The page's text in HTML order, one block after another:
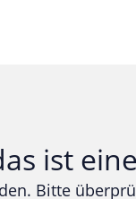
& Beauty
& Internet
ist
Bitte